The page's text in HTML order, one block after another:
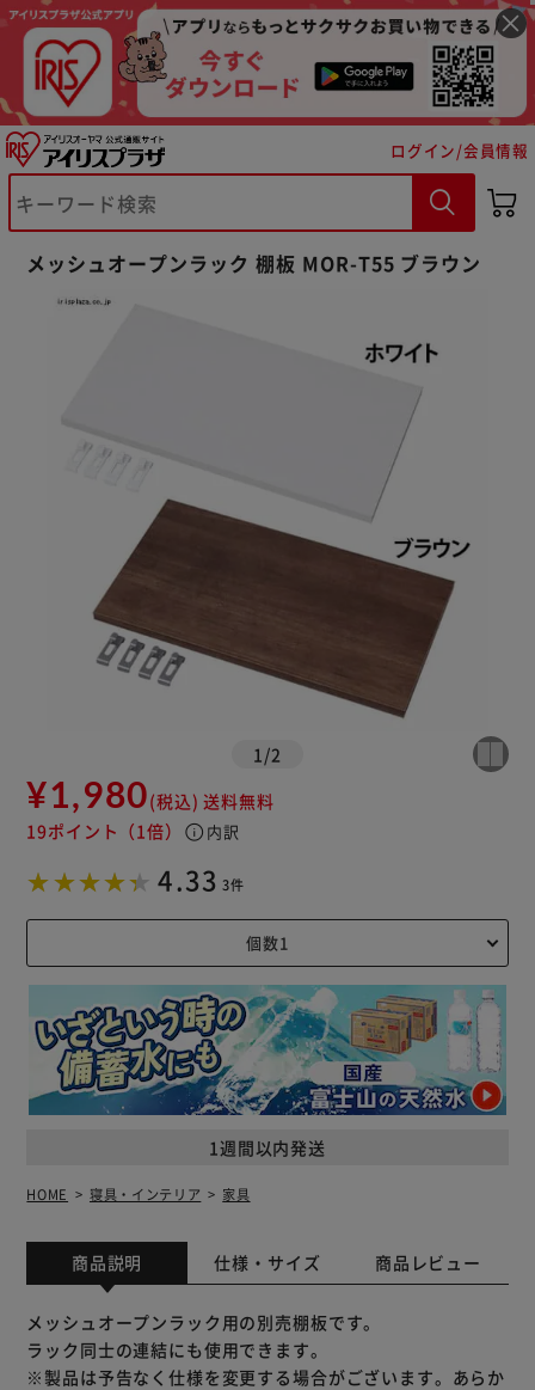
ログイン/会員情報
メッシュオープンラック 棚板 MOR-T55 ブラウン
1 /2
¥1,980(税込) 送料無料
19ポイント （1倍） info 内訳
4.33 3件
1週間以内発送
HOME 寝具・インテリア 家具
商品説明 仕様・サイズ 商品レビュー
メッシュオープンラック用の別売棚板です。
ラック同士の連結にも使用できます。
※製品は予告なく仕様を変更する場合がございます。あらか
※ご確認ください
カートに入れる 購入手続きへ